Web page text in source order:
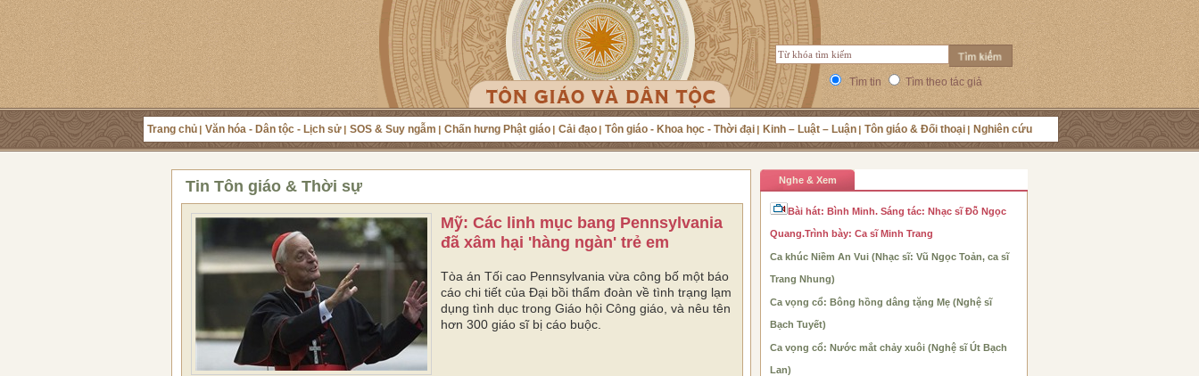
Tìm tin Tìm theo tác giả
Trang chủ Văn hóa - Dân tộc - Lịch sử SOS & Suy ngẫm Chấn hưng Phật giáo Cải đạo Tôn giáo - Khoa học - Thời đại Kinh – Luật – Luận Tôn giáo & Đối thoại Nghiên cứu
Tin Tôn giáo & Thời sự
Mỹ: Các linh mục bang Pennsylvania
đã xâm hại 'hàng ngàn' trẻ em
Tòa án Tối cao Pennsylvania vừa công bố một báo
cáo chi tiết của Đại bồi thẩm đoàn về tình trạng lạm
dụng tình dục trong Giáo hội Công giáo, và nêu tên
hơn 300 giáo sĩ bị cáo buộc.
Nghe & Xem
Bài hát: Bình Minh. Sáng tác: Nhạc sĩ Đỗ Ngọc
Quang.Trình bày: Ca sĩ Minh Trang
Ca khúc Niềm An Vui (Nhạc sĩ: Vũ Ngọc Toản, ca sĩ
Trang Nhung)
Ca vọng cổ: Bông hồng dâng tặng Mẹ (Nghệ sĩ
Bạch Tuyết)
Ca vọng cổ: Nước mắt chảy xuôi (Nghệ sĩ Út Bạch
Lan)